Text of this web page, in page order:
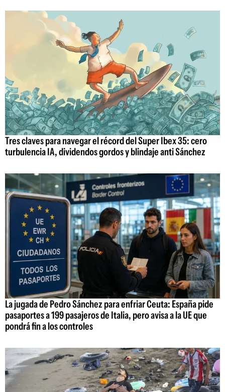
Tres claves para navegar el récord del Super Ibex 35: cero
turbulencia IA, dividendos gordos y blindaje anti Sánchez
La jugada de Pedro Sánchez para enfriar Ceuta: España pide
pasaportes a 199 pasajeros de Italia, pero avisa a la UE que
pondrá fin a los controles